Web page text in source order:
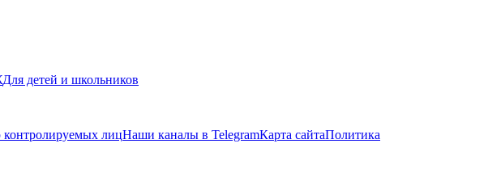
Для детей и школьников
контролируемых лицНаши каналы в TelegramКарта сайтаПолитика